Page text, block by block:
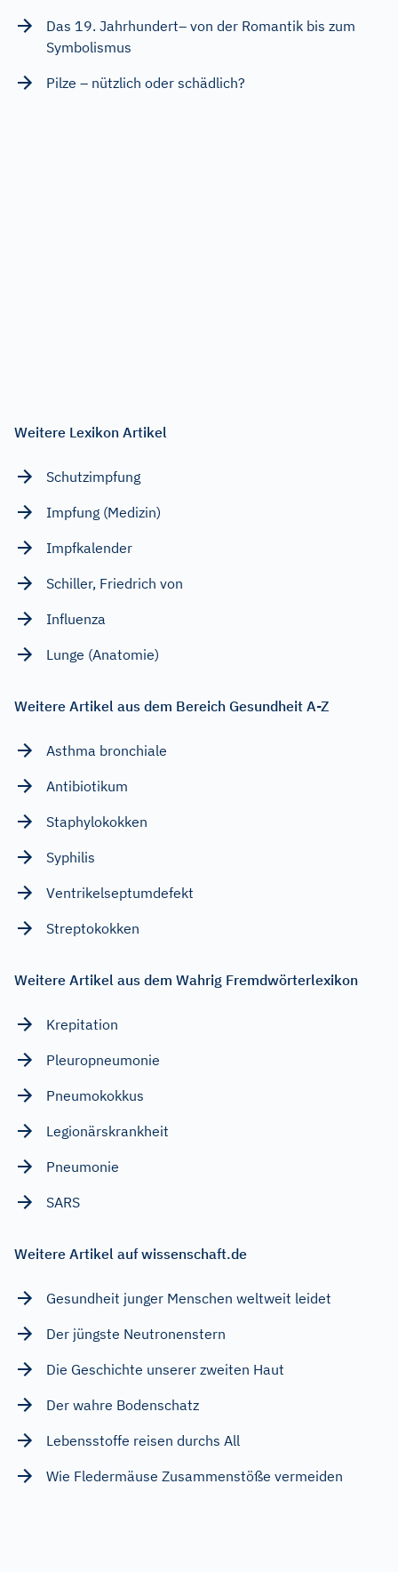
Das 19. Jahrhundert– von der Romantik bis zum
Symbolismus
Pilze – nützlich oder schädlich?
Weitere Lexikon Artikel
Schutzimpfung
Impfung (Medizin)
Impfkalender
Schiller, Friedrich von
Influenza
Lunge (Anatomie)
Weitere Artikel aus dem Bereich Gesundheit A-Z
Asthma bronchiale
Antibiotikum
Staphylokokken
Syphilis
Ventrikelseptumdefekt
Streptokokken
Weitere Artikel aus dem Wahrig Fremdwörterlexikon
Krepitation
Pleuropneumonie
Pneumokokkus
Legionärskrankheit
Pneumonie
SARS
Weitere Artikel auf wissenschaft.de
Gesundheit junger Menschen weltweit leidet
Der jüngste Neutronenstern
Die Geschichte unserer zweiten Haut
Der wahre Bodenschatz
Lebensstoffe reisen durchs All
Wie Fledermäuse Zusammenstöße vermeiden